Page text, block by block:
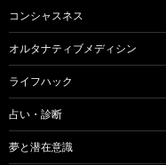
ン
コンシャスネス
オルタナティブメディシン
ライフハック
占い・診断
夢と潜在意識